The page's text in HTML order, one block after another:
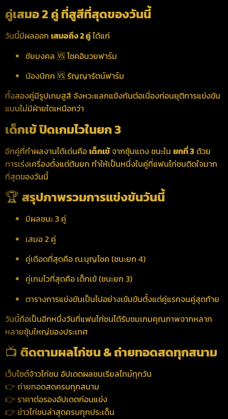
คู่เสมอ 2 คู่ ที่สูสีที่สุดของวันนี้
วันนี้มีผลออก เสมอถึง 2 คู่ได้แก่
ชัยมงคล 🆚 โชคอินวยฟาร์ม
น้องนิกก 🆚 รัญญารัตน์ฟาร์ม
ทั้งสองคู่มีรูปเกมสูสี จังหวะแลกแข้งกันต่อเนื่องก่อนยุติการแข่งขัน
แบบไม่มีฝ่ายใดเหนือกว่า
เด็กเข้ ปิดเกมไวในยก 3
อีกคู่ที่ทำผลงานได้เด่นคือเด็กเข้จากซุ้มแดง ชนะใน ยกที่ 3 ด้วย
การเร่งเครื่องตั้งแต่ต้นยก ทำให้เป็นหนึ่งในคู่ที่แฟนไก่ชนติดใจมาก
ที่สุดของวันนี้
🏆 สรุปภาพรวมการแข่งขันวันนี้
มีผลชนะ 3 คู่
เสมอ 2 คู่
คู่เดือดที่สุดคือ ณ.บุญโชค (ชนะยก 4)
คู่เกมไวที่สุดคือ เด็กเข้ (ชนะยก 3)
ตารางการแข่งขันเป็นไปอย่างเข้มข้นตั้งแต่คู่แรกจนคู่สุดท้าย
วันนี้ถือเป็นอีกหนึ่งวันที่แฟนไก่ชนได้รับชมเกมคุณภาพจากหลาก
หลายซุ้มใหญ่ของประเทศ
📺 ติดตามผลไก่ชน & ถ่ายทอดสดทุกสนาม
เว็บไซต์จ้าวไก่ชน อัปเดตผลชนเรียลไทม์ทุกวัน
👉 ถ่ายทอดสดครบทุกสนาม
👉 ราคาต่อรองอัปเดตก่อนแข่ง
👉 ข่าวไก่ชนล่าสุดครบทุกประเด็น